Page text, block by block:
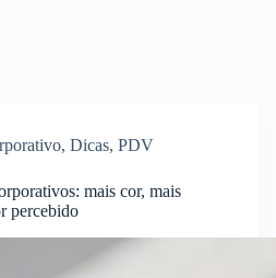
,Dicas,PDV
mais cor, mais
percebido